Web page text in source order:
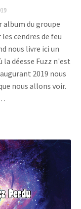
album du groupe
les cendres de feu
nous livre ici un
déesse Fuzz n'est
2019 nous
nous allons voir.